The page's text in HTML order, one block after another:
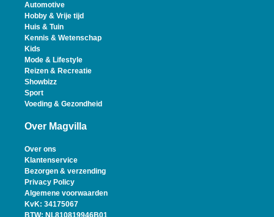
Automotive
Hobby & Vrije tijd
Huis & Tuin
Kennis & Wetenschap
Kids
Mode & Lifestyle
Reizen & Recreatie
Showbizz
Sport
Voeding & Gezondheid
Over Magvilla
Over ons
Klantenservice
Bezorgen & verzending
Privacy Policy
Algemene voorwaarden
KvK: 34175067